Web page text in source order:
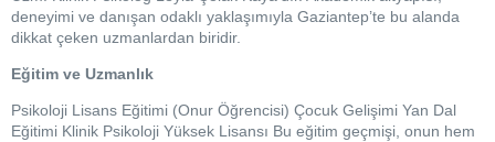
deneyimi ve danışan odaklı yaklaşımıyla Gaziantep’te bu alanda
dikkat çeken uzmanlardan biridir.
Eğitim ve Uzmanlık
Psikoloji Lisans Eğitimi (Onur Öğrencisi) Çocuk Gelişimi Yan Dal
Eğitimi Klinik Psikoloji Yüksek Lisansı Bu eğitim geçmişi, onun hem